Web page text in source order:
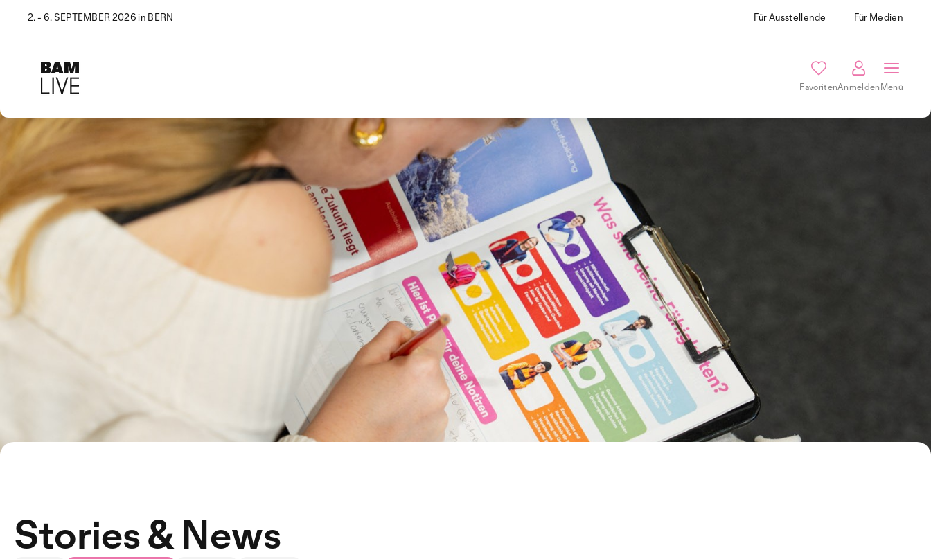
2. - 6. SEPTEMBER 2026 in BERN Für Ausstellende Für Medien
FavoritenAnmeldenMenü
Stories & News